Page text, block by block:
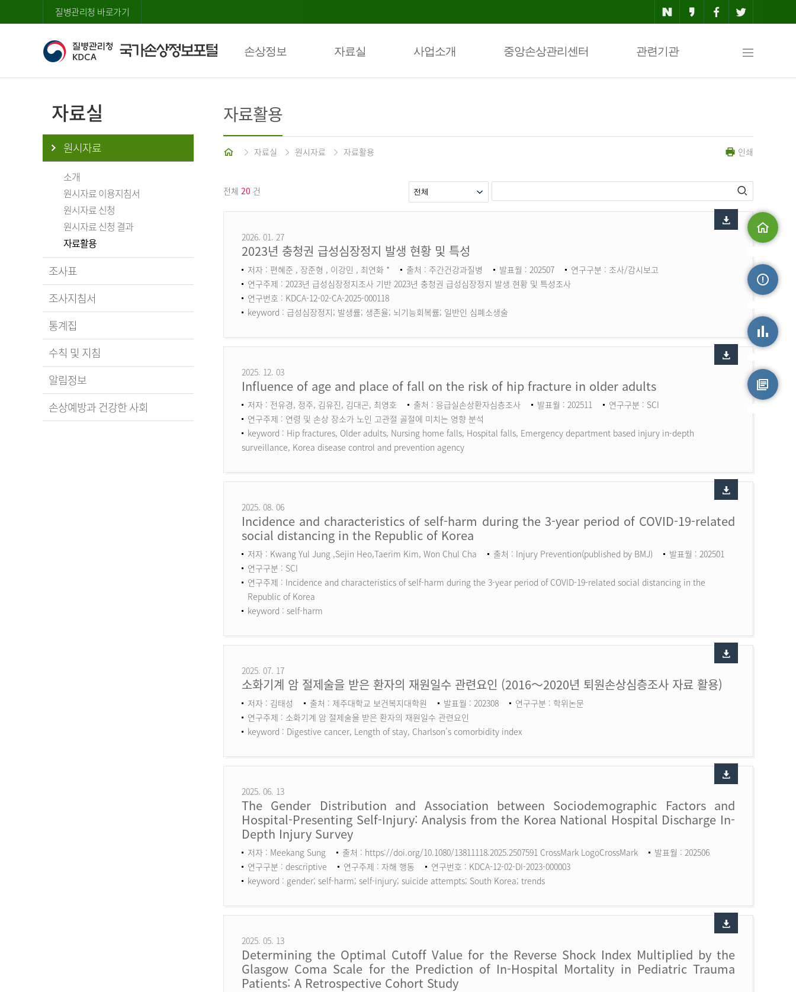
질병관리청 바로가기
손상정보 자료실 사업소개 중앙손상관리센터 관련기관
맵
자료실
원시자료
소개
원시자료 이용지침서
원시자료 신청
원시자료 신청 결과
자료활용
조사표
조사지침서
통계집
수칙 및 지침
알림정보
손상예방과 건강한 사회
자료활용
홈 자료실 원시자료 자료활용 인쇄
전체 20 건
2026. 01. 27
2023년 충청권 급성심장정지 발생 현황 및 특성
저자 : 편혜준 , 장준형 , 이강민 , 최연화 * 출처 : 주간건강과질병 발표월 : 202507
연구구분 : 조사/감시보고
연구주제 : 2023년 급성심장정지조사 기반 2023년 충청권 급성심장정지 발생 현황 및 특성조사
연구번호 : KDCA-12-02-CA-2025-000118
keyword : 급성심장정지; 발생률; 생존율; 뇌기능회복률; 일반인 심폐소생술
2025. 12. 03
Influence of age and place of fall on the risk of hip fracture in older adults
저자 : 전유경, 정주, 김유진, 김대곤, 최영호 출처 : 응급실손상환자심층조사 발표월 : 202511
연구구분 : SCI
연구주제 : 연령 및 손상 장소가 노인 고관절 골절에 미치는 영향 분석
keyword : Hip fractures, Older adults, Nursing home falls, Hospital falls, Emergency department based injury in-depth
surveillance, Korea disease control and prevention agency
2025. 08. 06
Incidence and characteristics of self-harm during the 3-year period of COVID-19-related
social distancing in the Republic of Korea
저자 : Kwang Yul Jung ,Sejin Heo,Taerim Kim, Won Chul Cha 출처 : Injury Prevention(published by BMJ)
발표월 : 202501
연구구분 : SCI
연구주제 : Incidence and characteristics of self-harm during the 3-year period of COVID-19-related social distancing in the
Republic of Korea
keyword : self-harm
2025. 07. 17
소화기계 암 절제술을 받은 환자의 재원일수 관련요인 (2016～2020년 퇴원손상심층조사 자료 활용)
저자 : 김태성 출처 : 제주대학교 보건복지대학원 발표월 : 202308
연구구분 : 학위논문
연구주제 : 소화기계 암 절제술을 받은 환자의 재원일수 관련요인
keyword : Digestive cancer, Length of stay, Charlson’s comorbidity index
2025. 06. 13
The Gender Distribution and Association between Sociodemographic Factors and
Hospital-Presenting Self-Injury: Analysis from the Korea National Hospital Discharge In-
Depth Injury Survey
저자 : Meekang Sung 출처 : https://doi.org/10.1080/13811118.2025.2507591 CrossMark LogoCrossMark
발표월 : 202506
연구구분 : descriptive
연구주제 : 자해 행동
연구번호 : KDCA-12-02-DI-2023-000003
keyword : gender; self-harm; self-injury; suicide attempts; South Korea; trends
2025. 05. 13
Determining the Optimal Cutoff Value for the Reverse Shock Index Multiplied by the
Glasgow Coma Scale for the Prediction of In-Hospital Mortality in Pediatric Trauma
Patients: A Retrospective Cohort Study
손상정보
손상통계